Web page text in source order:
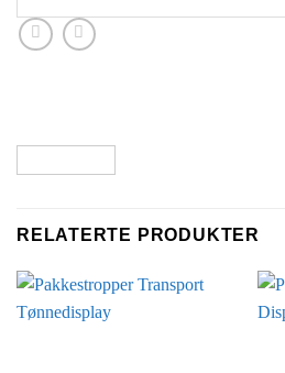
RELATERTE PRODUKTER